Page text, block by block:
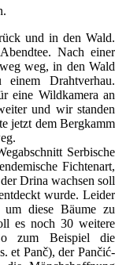
und in den Wald.
Nach einer
weg, in den Wald
Drahtverhau.
eine Wildkamera an
und wir standen
jetzt dem Bergkamm
Serbische
Fichtenart,
Drina wachsen soll
wurde. Leider
um diese Bäume zu
es noch 30 weitere
zum Beispiel die
et Panč), der Pančić-